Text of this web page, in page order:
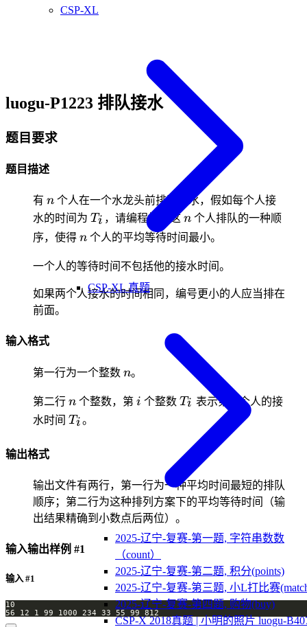
CSP-XL
CSP-XL 真题
2025-辽宁-复赛-第一题, 字符串数数
（count）
2025-辽宁-复赛-第二题, 积分(points)
2025-辽宁-复赛-第三题, 小L打比赛
2025-辽宁-复赛-第四题, 购物(buy)
CSP-X 2018真题 | 小明的照片 luogu-
luogu-P1223 排队接水
题目要求
题目描述
有 n
n 个人在一个水龙头前排队接水，假如每个人接
水的时间为 T_i
Ti ，请编程找出这 n
n个人排队的一种顺
序，使得 n
n 个人的平均等待时间最小。
一个人的等待时间不包括他的接水时间。
如果两个人接水的时间相同，编号更小的人应当排在
前面。
输入格式
第一行为一个整数 n
n。
第二行 n
n 个整数，第 i
i 个整数 T_i
Ti 表示第
个人的接
水时间 T_i
Ti。
输出格式
输出文件有两行，第一行为一种平均时间最短的排队
顺序；第二行为这种排列方案下的平均等待时间（输
出结果精确到小数点后两位）。
输入输出样例 #1
输入 #1
56 12 1 99 1000 234 33 55 99 812